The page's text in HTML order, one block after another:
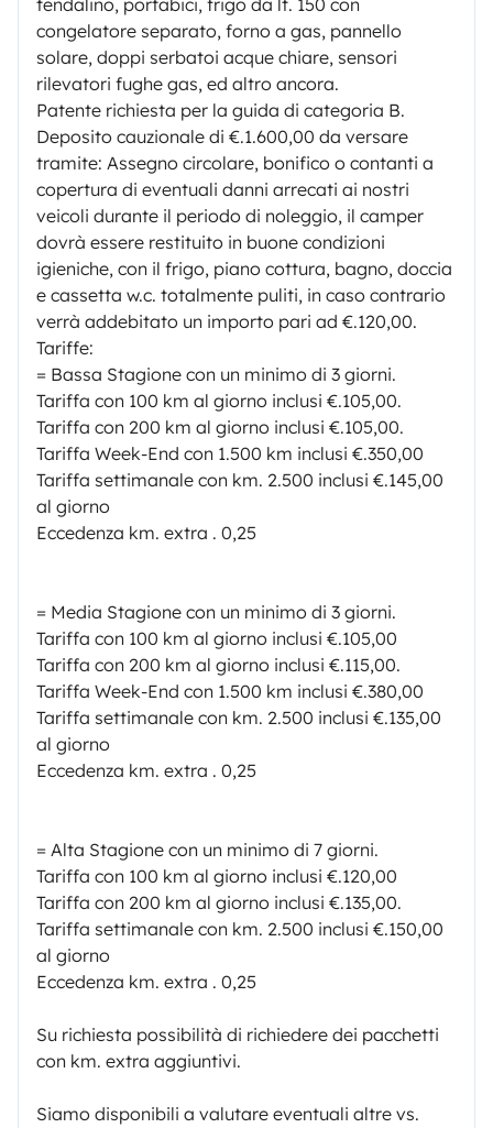
tendalino, portabici, frigo da lt. 150 con
congelatore separato, forno a gas, pannello
solare, doppi serbatoi acque chiare, sensori
rilevatori fughe gas, ed altro ancora.
Patente richiesta per la guida di categoria B.
Deposito cauzionale di €.1.600,00 da versare
tramite: Assegno circolare, bonifico o contanti a
copertura di eventuali danni arrecati ai nostri
veicoli durante il periodo di noleggio, il camper
dovrà essere restituito in buone condizioni
igieniche, con il frigo, piano cottura, bagno, doccia
e cassetta w.c. totalmente puliti, in caso contrario
verrà addebitato un importo pari ad €.120,00.
Tariffe:
= Bassa Stagione con un minimo di 3 giorni.
Tariffa con 100 km al giorno inclusi €.105,00.
Tariffa con 200 km al giorno inclusi €.105,00.
Tariffa Week-End con 1.500 km inclusi €.350,00
Tariffa settimanale con km. 2.500 inclusi €.145,00
al giorno
Eccedenza km. extra . 0,25
= Media Stagione con un minimo di 3 giorni.
Tariffa con 100 km al giorno inclusi €.105,00
Tariffa con 200 km al giorno inclusi €.115,00.
Tariffa Week-End con 1.500 km inclusi €.380,00
Tariffa settimanale con km. 2.500 inclusi €.135,00
al giorno
Eccedenza km. extra . 0,25
= Alta Stagione con un minimo di 7 giorni.
Tariffa con 100 km al giorno inclusi €.120,00
Tariffa con 200 km al giorno inclusi €.135,00.
Tariffa settimanale con km. 2.500 inclusi €.150,00
al giorno
Eccedenza km. extra . 0,25
Su richiesta possibilità di richiedere dei pacchetti
con km. extra aggiuntivi.
Siamo disponibili a valutare eventuali altre vs.